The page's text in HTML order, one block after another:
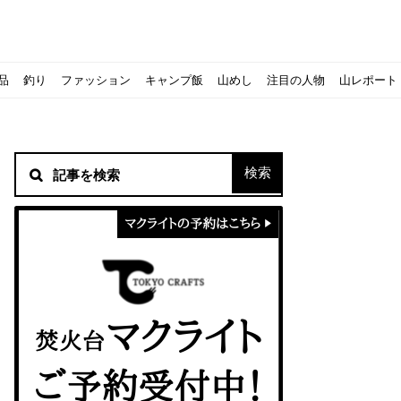
キャンプ用品の『ポイント買取』について
マクライトの口コミ・評判は？人気焚き火台の魅力・気になる
ッカーでも作れるおすすめレシピをご紹介
尾根」から槍ヶ岳へ！
【八ヶ岳最高峰へ】南八ヶ岳テント泊登山、赤岳〜横岳〜硫黄
ントスおすすめヘッドライトのご紹介
ングシューズはどちらを選ぶべき？｜サロモンの定番シューズで解
カリマーのおすすめリュック容量別12選｜目的別の選び方も合
ならスポルティバ！3つの理由とおすすめ7選
クライミングユーザー参加型の動画マップ「クライミングチャ
に教わる！『食感と旨みのタマゴサンド』の作り方
食うか食われるか、野生動物で一番怖いのは【17＃自分のキャ
ズクイン』、人気の理由とおすすめウェアを紹介
【コスパ◎】キャンプデビューに最適！サウスフィールドのお
ズクイン』、人気の理由とおすすめウェアを紹介
【コスパ◎】キャンプデビューに最適！サウスフィールドのお
｜サロモンの定番シューズで解説&ご紹介
しむために必要な装備6選【初級〜中級者向け】
トレラン初心者必見！日頃のトレーニングから中距離レースま
！用途別おすすめ水筒を紹介！便利アイテムも
【こずチャンネル】使わなくなったキャンプ道具の行方！【初
クを比較！人数・用途別でおすすめを紹介
クライミング道具はゼロポイントで揃えよう！種類別で人気ア
釣り
の体験レポート】
アジングロッドおすすめ10選！基本タックルから選び方まで紹介
ファッション
フスキンの魅力と用途別おすすめリュック9選
ティートンブロスのブランドに込められた想いとは！？おすす
キャンプ飯
なの？いまどきの海外キャンプ事情をご紹介Part.1〜ロサンゼルス
パティシエキャンパーSakiさんに教わる！簡単『フルーツシロ
山めし
に教わる！簡単『フルーツシロップ』の作り方
パティシエキャンパーSakiさんに教わる！簡単アウトドアスイ
注目の人物
高！ほかほか『シュウマイ』の作り方
に教わる！パン好き必見！モチモチ『ベーグル』の作り方
パティシエキャンパーSakiさんに教わる！ピリ辛が後引くうま
山レポート
る！山梨県の九鬼山（くきやま）登山体験レポ
積雪期の谷川岳で今シーズン最後の雪山を堪能してきた
！売却する方法や条件、手続きの流れを確認
キャンプ場の宿泊や利用券をふるさと納税でゲット！おすすめ
に参加してきました
レストハウス水郷で持ち込みBBQしてみた
一生物のアウトドアブーツならダナー！3つの理由とおすすめア
に行ってみた！
ピコグリル入荷してます！ @小倉店
ランス・ボーヌトレッキング編〜
ベランピングアイディア7選！家にいながらおしゃれキャンプ♪